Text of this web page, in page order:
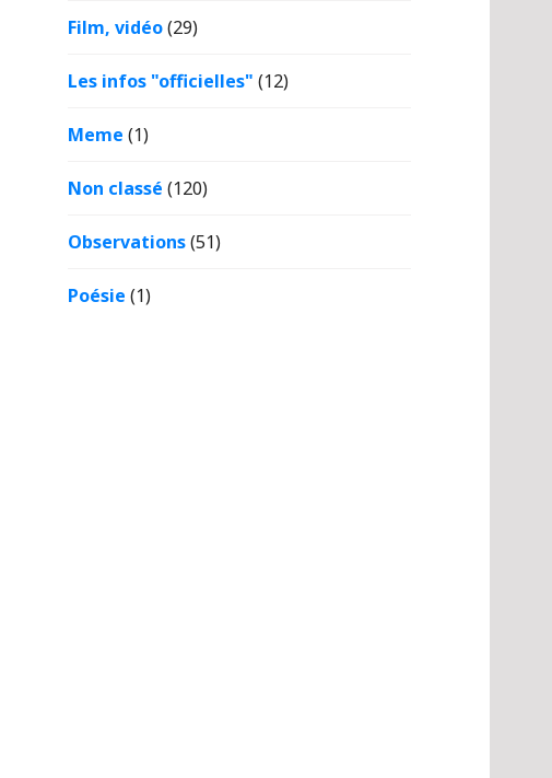
Film, vidéo(29)
Les infos "officielles" (12)
Meme (1)
Non classé (120)
Observations(51)
Poésie (1)